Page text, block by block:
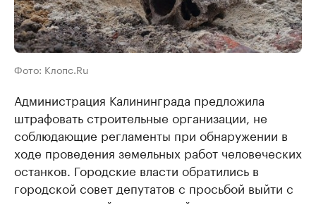
Фото: Клопс.Ru
Администрация Калининграда предложила
штрафовать строительные организации, не
соблюдающие регламенты при обнаружении в
ходе проведения земельных работ человеческих
останков. Городские власти обратились в
городской совет депутатов с просьбой выйти с